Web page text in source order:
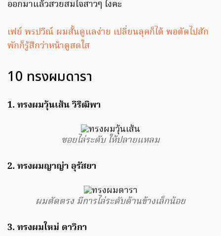
ออกมาแล้วสวยสมใจสาวๆ ไงคะ
เฟย์ พรปวีณ์ ผมสั้นดูแลง่าย เปลี่ยนลุคก็ได้ พอตัดไปสัก
พักก็รู้สึกว่าหน้าดูสดใส
10 ทรงผมดารา
1. ทรงผมวุ้นเส้น วิริฒิพา
ซอยไล่ระดับ ให้ปลายแหลม
2. ทรงผมญาญ่า อุรัสยา
ผมตัดตรง มีการไล่ระดับด้านข้างเล็กน้อย
3. ทรงผมใหม่ ดาวิกา